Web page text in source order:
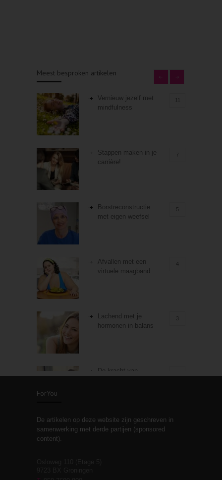
Meest besproken artikelen
Vernieuw jezelf met
mindfulness
Stappen maken in je
carrière!
7
Borstreconstructie
met eigen weefsel
5
Afvallen met een
virtuele maagband
4
Lachend met je
hormonen in balans
3
De kracht van
Stiefouderschap en
relaties
ForYou
De artikelen op deze website zijn geschreven in
samenwerking met derde partijen (sponsored
content).